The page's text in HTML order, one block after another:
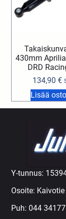
430mm
DRD
134,90 €
Lisää
Y-tunnus:
Osoite:
Puh: 044